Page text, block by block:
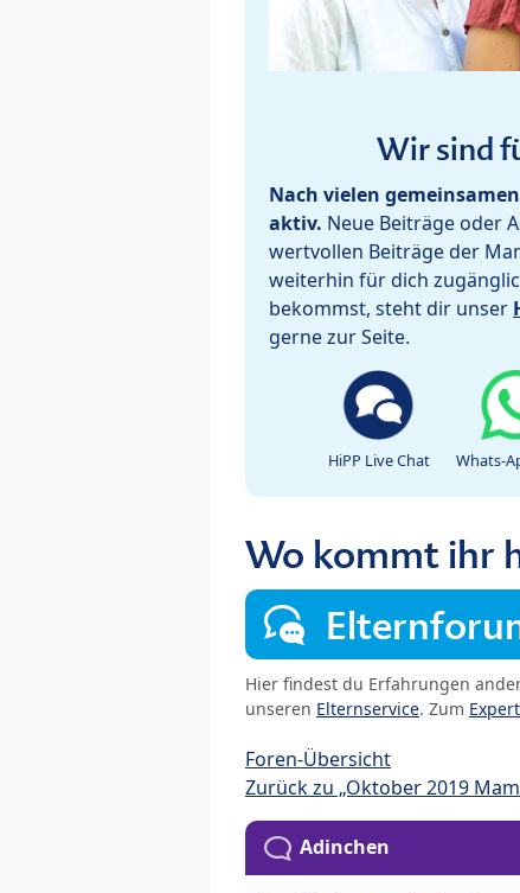
Wir sind
Nach vielen
aktiv. Neue Beiträge oder
wertvollen Beiträge der
weiterhin für dich
bekommst, steht dir unser
gerne zur Seite.
HiPP Live Chat Whats-
Wo kommt ihr
Hier findest du Erfahrungen
unseren Elternservice. Zum
Foren-Übersicht
Zurück zu „Oktober 2019
Adinchen